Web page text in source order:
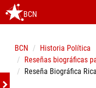
BCN
BCN
Historia Política
Reseñas biográficas
Reseña Biográfica